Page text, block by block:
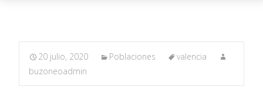
20 julio, 2020 Poblaciones
valencia
buzoneoadmin